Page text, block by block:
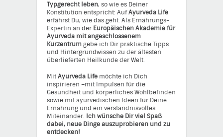
Typgerecht leben, so wie es Deiner
Konstitution entspricht: AufAyurveda Life
erfährst Du, wie das geht. Als Ernährungs-
Expertin an der Europäischen Akademie für
Ayurveda mit angeschlossenem
Kurzentrumgebe ich Dir praktische Tipps
und Hintergrundwissen zu der ältesten
überlieferten Heilkunde der Welt.
MitAyurveda Life möchte ich Dich
inspirieren –mit Impulsen für die
Gesundheit und körperliches Wohlbefinden
sowie mit ayurvedischen Ideen für Deine
Ernährung und ein verständnisvolles
Miteinander. Ich wünsche Dir viel Spaß
dabei, neue Dinge auszuprobieren und zu
entdecken!